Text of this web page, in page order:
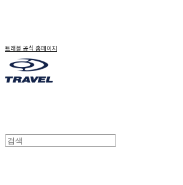
트래블 공식 홈페이지